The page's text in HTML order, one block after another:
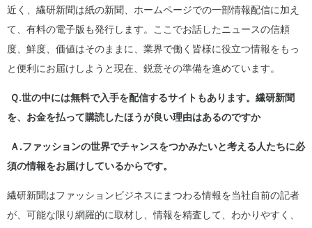
近く、繊研新聞は紙の新聞、ホームページでの一部情報配信に加え
て、有料の電子版も発行します。ここでお話したニュースの信頼
度、鮮度、価値はそのままに、業界で働く皆様に役立つ情報をもっ
と便利にお届けしようと現在、鋭意その準備を進めています。
Ｑ.世の中には無料で入手を配信するサイトもあります。繊研新聞
を、お金を払って購読したほうが良い理由はあるのですか
Ａ.ファッションの世界でチャンスをつかみたいと考える人たちに必
須の情報をお届けしているからです。
繊研新聞はファッションビジネスにまつわる情報を当社自前の記者
が、可能な限り網羅的に取材し、情報を精査して、わかりやすく、